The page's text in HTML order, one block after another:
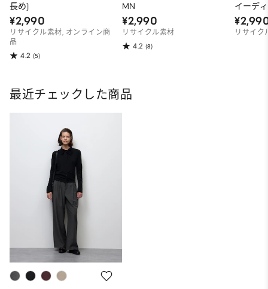
長め)
¥2,990
リサイクル素材, オンライン商
品
4.2 (5)
MN
¥2,990
リサイクル素材
4.2 (8)
イーデ
リサイク
最近チェックした商品